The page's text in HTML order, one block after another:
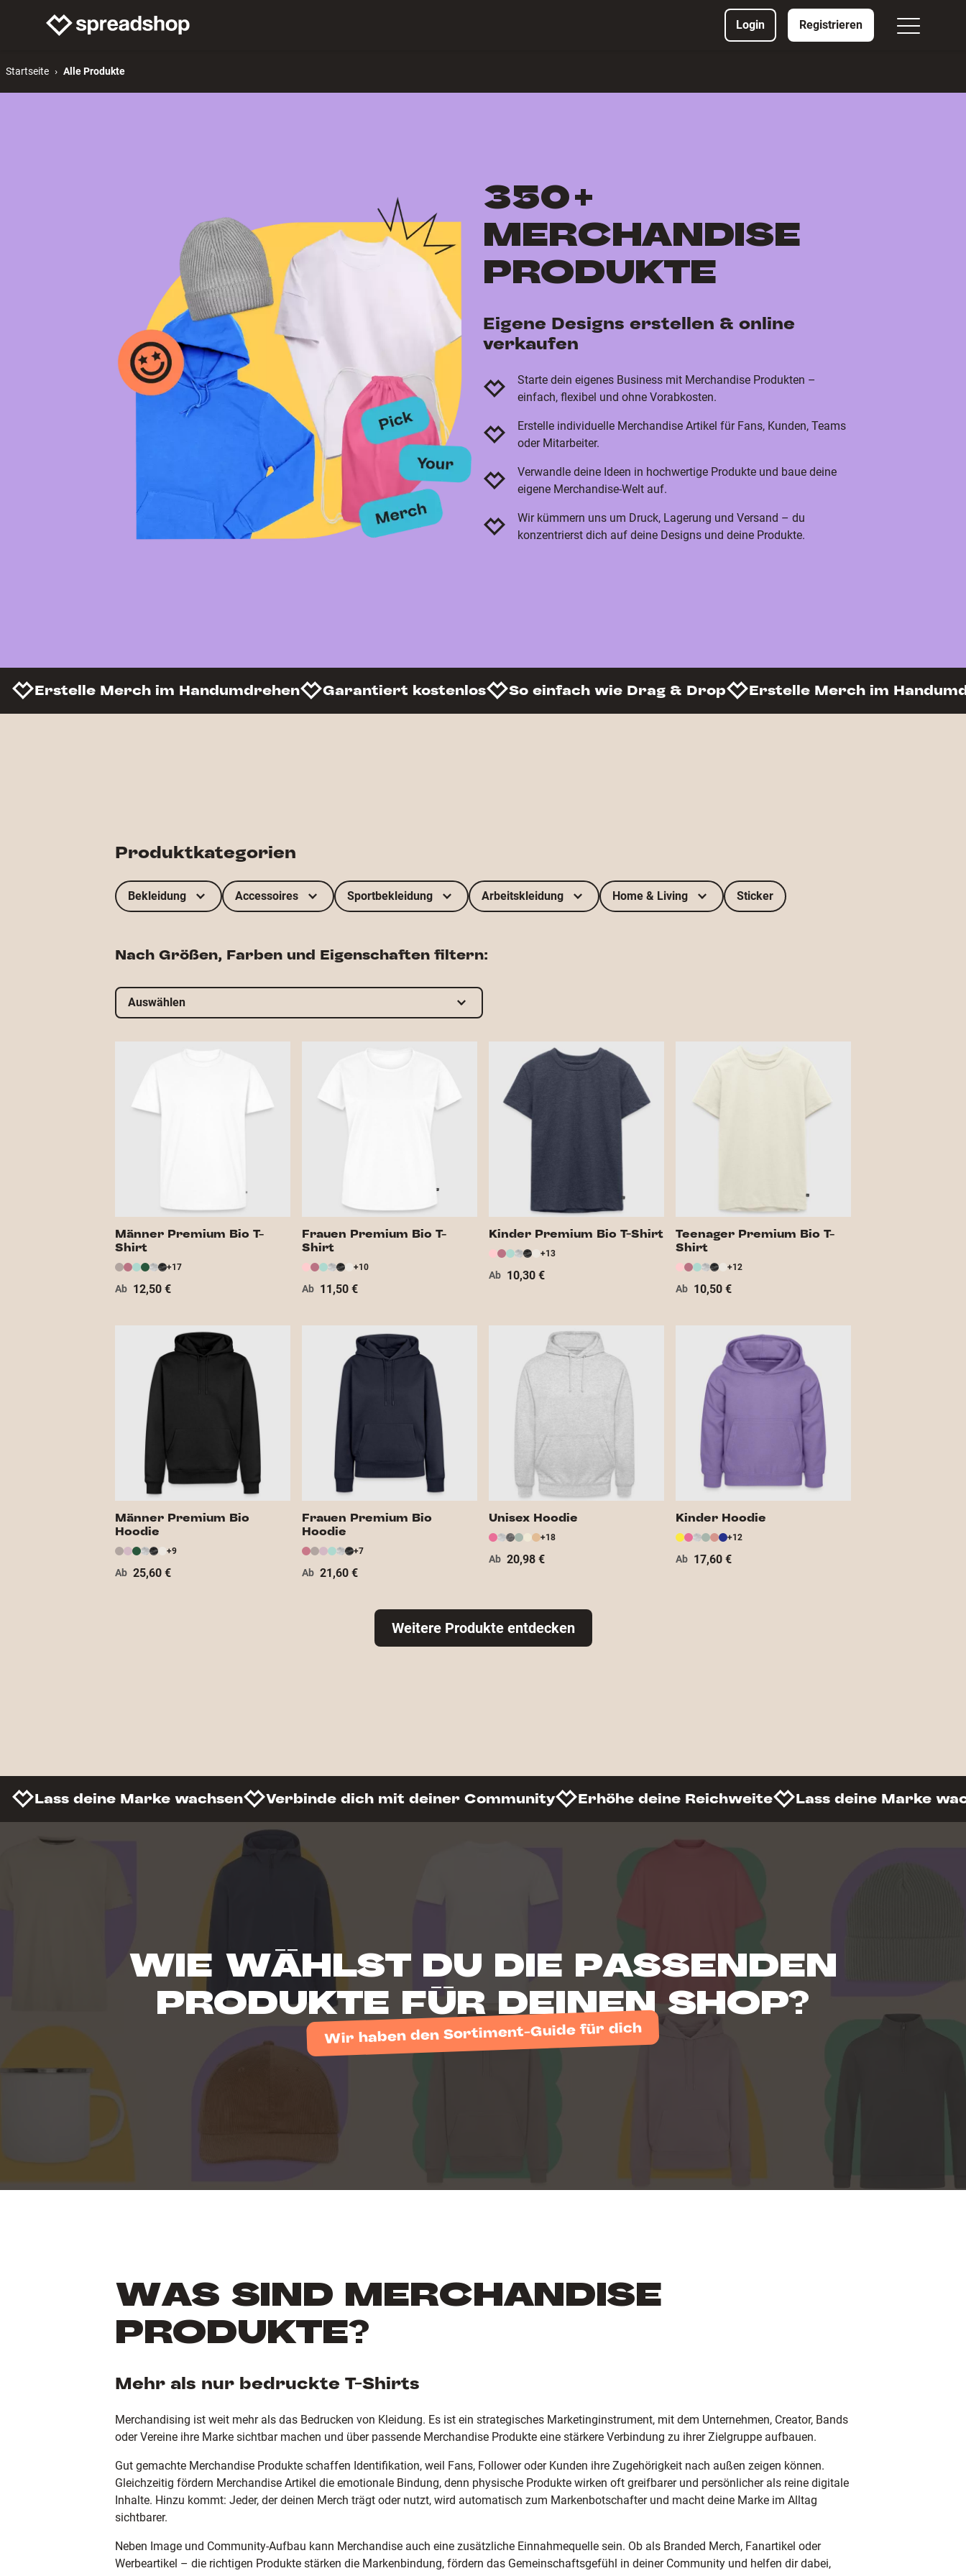
Login Registrieren
Merch verkaufen
Startseite Alle Produkte
350+
MERCHANDISE
PRODUKTE
Eigene Designs erstellen & online
verkaufen
Starte dein eigenes Business mit Merchandise Produkten –
einfach, flexibel und ohne Vorabkosten.
Erstelle individuelle Merchandise Artikel für Fans, Kunden, Teams
oder Mitarbeiter.
Verwandle deine Ideen in hochwertige Produkte und baue deine
eigene Merchandise-Welt auf.
Wir kümmern uns um Druck, Lagerung und Versand – du
konzentrierst dich auf deine Designs und deine Produkte.
Erstelle Merch im Handumdrehen Garantiert kostenlos So einfach wie Drag & Drop Erstelle Merch im
Produktkategorien
Bekleidung Accessoires Sportbekleidung Arbeitskleidung Home & Living Sticker
Nach Größen, Farben und Eigenschaften filtern:
Auswählen
Männer Premium Bio T-
Shirt
+17
Ab 12,50 €
Frauen Premium Bio T-
Shirt
+10
Ab 11,50 €
Kinder Premium Bio T-Shirt
+13
Ab 10,30 €
Teenager Premium Bio T-
Shirt
+12
Ab 10,50 €
Männer Premium Bio
Hoodie
+9
Ab 25,60 €
Frauen Premium Bio
Hoodie
+7
Ab 21,60 €
Unisex Hoodie
+18
Ab 20,98 €
Kinder Hoodie
+12
Ab 17,60 €
Weitere Produkte entdecken
Lass deine Marke wachsen Verbinde dich mit deiner Community Erhöhe deine Reichweite Lass deine Marke
WIE WÄHLST DU DIE PASSENDEN
PRODUKTE FÜR DEINEN SHOP?
Wir haben den Sortiment-Guide für dich
WAS SIND MERCHANDISE
PRODUKTE?
Mehr als nur bedruckte T-Shirts
Merchandising ist weit mehr als das Bedrucken von Kleidung. Es ist ein strategisches Marketinginstrument, mit dem Unternehmen, Creator, Bands
oder Vereine ihre Marke sichtbar machen und über passende Merchandise Produkte eine stärkere Verbindung zu ihrer Zielgruppe aufbauen.
Gut gemachte Merchandise Produkte schaffen Identifikation, weil Fans, Follower oder Kunden ihre Zugehörigkeit nach außen zeigen können.
Gleichzeitig fördern Merchandise Artikel die emotionale Bindung, denn physische Produkte wirken oft greifbarer und persönlicher als reine digitale
Inhalte. Hinzu kommt: Jeder, der deinen Merch trägt oder nutzt, wird automatisch zum Markenbotschafter und macht deine Marke im Alltag
sichtbarer.
Neben Image und Community-Aufbau kann Merchandise auch eine zusätzliche Einnahmequelle sein. Ob als Branded Merch, Fanartikel oder
Werbeartikel – die richtigen Produkte stärken die Markenbindung, fördern das Gemeinschaftsgefühl in deiner Community und helfen dir dabei,